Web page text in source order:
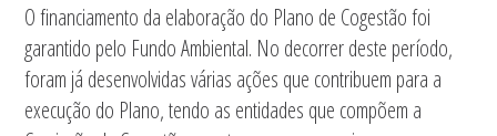
O financiamento da elaboração do Plano de Cogestão foi
garantido pelo Fundo Ambiental. No decorrer deste período,
foram já desenvolvidas várias ações que contribuem para a
execução do Plano, tendo as entidades que compõem a